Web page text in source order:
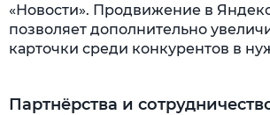
«Новости». Продвижение в
позволяет дополнительно
карточки среди конкурентов в
Партнёрства и